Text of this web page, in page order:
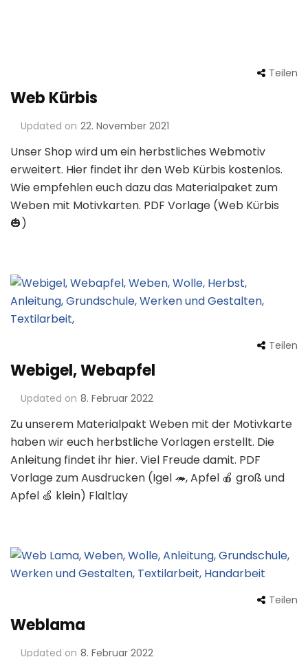
Teilen
Web Kürbis
Updated on 22. November 2021
Unser Shop wird um ein herbstliches Webmotiv
erweitert. Hier findet ihr den Web Kürbis kostenlos.
Wie empfehlen euch dazu das Materialpaket zum
Weben mit Motivkarten. PDF Vorlage (Web Kürbis
🎃)
Teilen
Webigel, Webapfel
Updated on 8. Februar 2022
Zu unserem Materialpakt Weben mit der Motivkarte
haben wir euch herbstliche Vorlagen erstellt. Die
Anleitung findet ihr hier. Viel Freude damit. PDF
Vorlage zum Ausdrucken (Igel 🦔, Apfel 🍎 groß und
Apfel 🍏 klein) Flaltlay
Teilen
Weblama
Updated on 8. Februar 2022